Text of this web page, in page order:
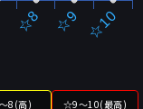
☆8 ☆9 ☆10
8(高) ☆9～10(最高)